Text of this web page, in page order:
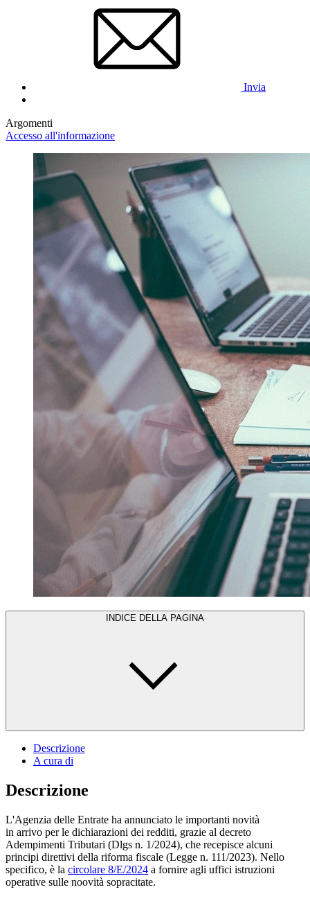
Invia
Argomenti
Accesso all'informazione
INDICE DELLA PAGINA
Descrizione
A cura di
Descrizione
L'Agenzia delle Entrate ha annunciato le importanti novità
in arrivo per le dichiarazioni dei redditi, grazie al decreto
Adempimenti Tributari (Dlgs n. 1/2024), che recepisce alcuni
principi direttivi della riforma fiscale (Legge n. 111/2023). Nello
specifico, è la circolare 8/E/2024 a fornire agli uffici istruzioni
operative sulle noovità sopracitate.